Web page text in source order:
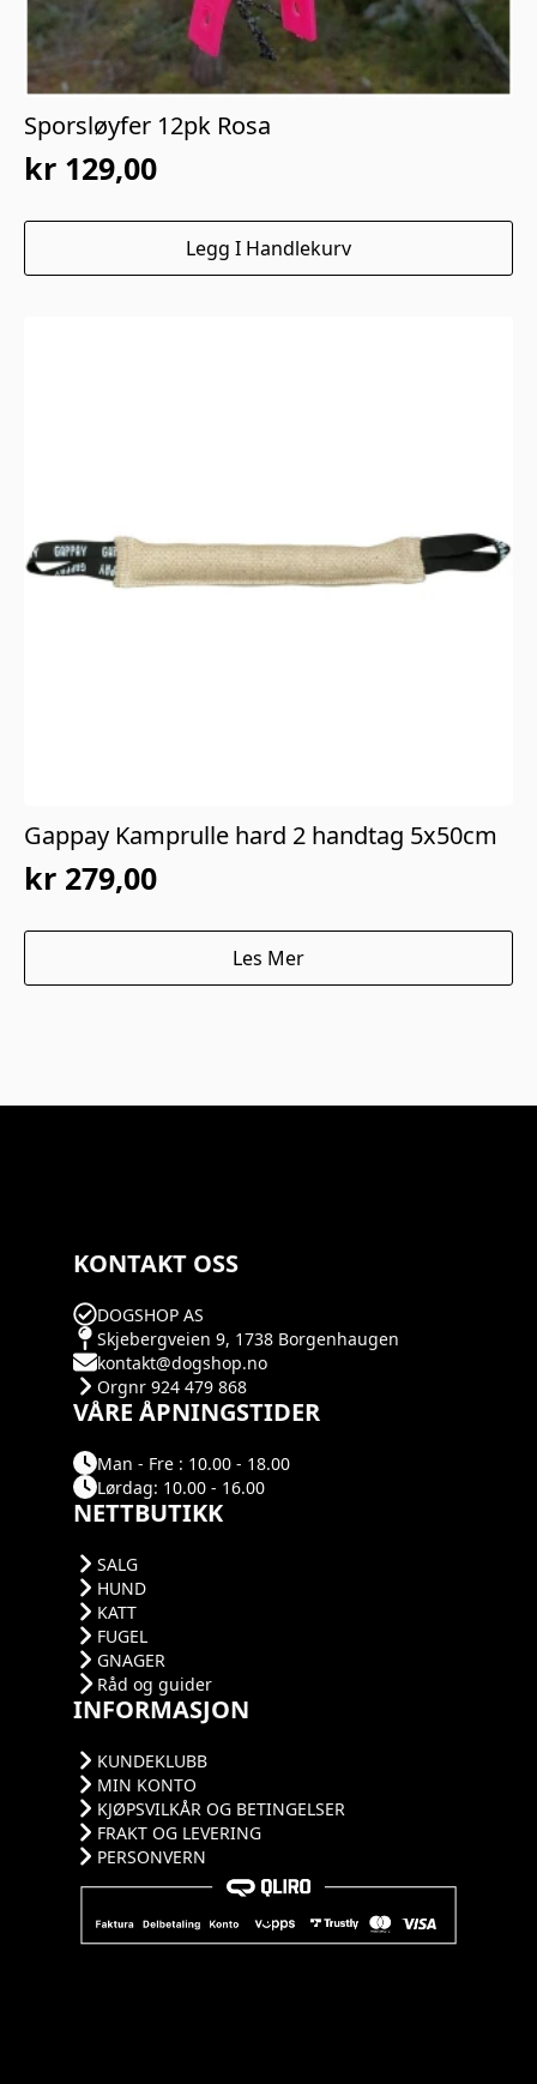
Sporsløyfer 12pk Rosa
kr 129,00
Legg I Handlekurv
Gappay Kamprulle hard 2 handtag 5x50cm
kr 279,00
Les Mer
KONTAKT OSS
DOGSHOP AS
Skjebergveien 9, 1738 Borgenhaugen
kontakt@dogshop.no
Orgnr 924 479 868
VÅRE ÅPNINGSTIDER
Man - Fre : 10.00 - 18.00
Lørdag: 10.00 - 16.00
NETTBUTIKK
SALG
HUND
KATT
FUGEL
GNAGER
Råd og guider
INFORMASJON
KUNDEKLUBB
MIN KONTO
KJØPSVILKÅR OG BETINGELSER
FRAKT OG LEVERING
PERSONVERN